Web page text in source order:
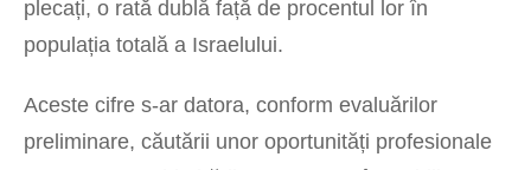
plecați, o rată dublă față de procentul lor în
populația totală a Israelului.
Aceste cifre s-ar datora, conform evaluărilor
preliminare, căutării unor oportunități profesionale